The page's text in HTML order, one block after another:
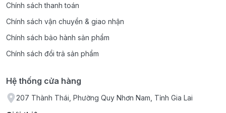
An ninh
Chức năng
Khu vực cảnh báo tùy
chỉnh
Trò chuyện hai chiều Hỗ trợ
Chính sách thanh toán
Chính sách vận chuyển & giao nhận
Chính sách bảo hành sản phẩm
Chính sách đổi trả sản phẩm
Hệ thống cửa hàng
207 Thành Thái, Phường Quy Nhơn Nam, Tỉnh Gia Lai